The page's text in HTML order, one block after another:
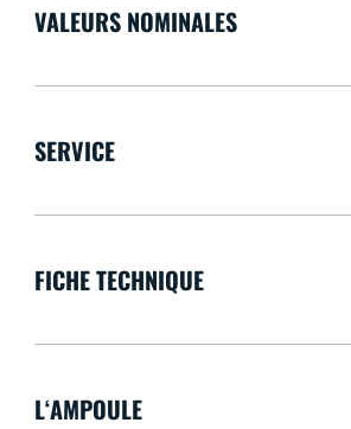
VALEURS NOMINALES
SERVICE
FICHE TECHNIQUE
L‘AMPOULE